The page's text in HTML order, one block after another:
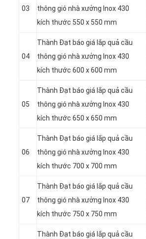
03
thông gió nhà xưởng Inox 430
kích thước 550 x 550 mm
04
Thành Đạt báo giá lắp quả cầu
thông gió nhà xưởng Inox 430
kích thước 600 x 600 mm
05
Thành Đạt báo giá lắp quả cầu
thông gió nhà xưởng Inox 430
kích thước 650 x 650 mm
06
Thành Đạt báo giá lắp quả cầu
thông gió nhà xưởng Inox 430
kích thước 700 x 700 mm
07
Thành Đạt báo giá lắp quả cầu
thông gió nhà xưởng Inox 430
kích thước 750 x 750 mm
Thành Đạt báo giá lắp quả cầu